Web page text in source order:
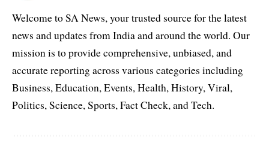
Welcome to SA News, your trusted source for the latest
news and updates from India and around the world. Our
mission is to provide comprehensive, unbiased, and
accurate reporting across various categories including
Business, Education, Events, Health, History, Viral,
Politics, Science, Sports, Fact Check, and Tech.